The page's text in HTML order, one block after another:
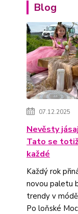
Blog
07.12.2025
Nevěsty
Tato se
každé
Každý rok
novou paletu
trendy v
Po loňské